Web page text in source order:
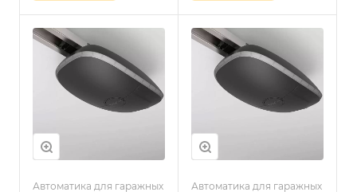
Автоматика для гаражных
Автоматика для гаражных